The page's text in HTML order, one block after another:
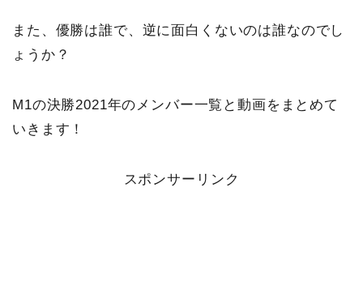
また、優勝は誰で、逆に面白くないのは誰なのでし
ょうか？
M1の決勝2021年のメンバー一覧と動画をまとめて
いきます！
スポンサーリンク